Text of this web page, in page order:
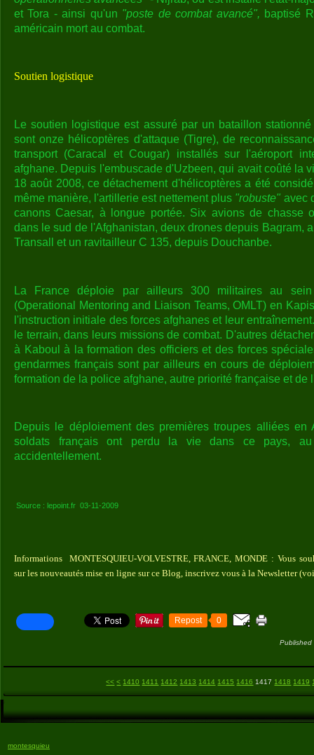
et Tora - ainsi qu'un "poste de combat avancé", baptisé
américain mort au combat.
Soutien logistique
Le soutien logistique est assuré par un bataillon
sont onze hélicoptères d'attaque (Tigre), de
transport (Caracal et Cougar) installés sur l'aéroport
afghane. Depuis l'embuscade d'Uzbeen, qui avait coûté la
18 août 2008, ce détachement d'hélicoptères a été
même manière, l'artillerie est nettement plus "robuste" avec
canons Caesar, à longue portée. Six avions de chasse
dans le sud de l'Afghanistan, deux drones depuis Bagram,
Transall et un ravitailleur C 135, depuis Douchanbe.
La France déploie par ailleurs 300 militaires au sein
(Operational Mentoring and Liaison Teams, OMLT) en
l'instruction initiale des forces afghanes et leur
le terrain, dans leurs missions de combat. D'autres
à Kaboul à la formation des officiers et des forces
gendarmes français sont par ailleurs en cours de
formation de la police afghane, autre priorité française et de
Depuis le déploiement des premières troupes alliées en
soldats français ont perdu la vie dans ce pays,
accidentellement.
Source : lepoint.fr 03-11-2009
Informations MONTESQUIEU-VOLVESTRE, FRANCE, MONDE : Vous
sur les nouveautés mise en ligne sur ce Blog, inscrivez vous à la Newsletter
Repost 0
Published
<< < 1400
1410 1411 1412 1413 1414 1415 1416 1417 1418 1419
montesquieu